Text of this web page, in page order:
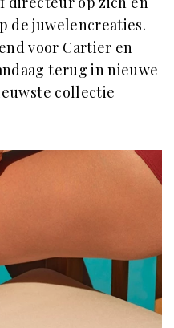
de juwelencreaties.
voor Cartier en
terug in nieuwe
collectie